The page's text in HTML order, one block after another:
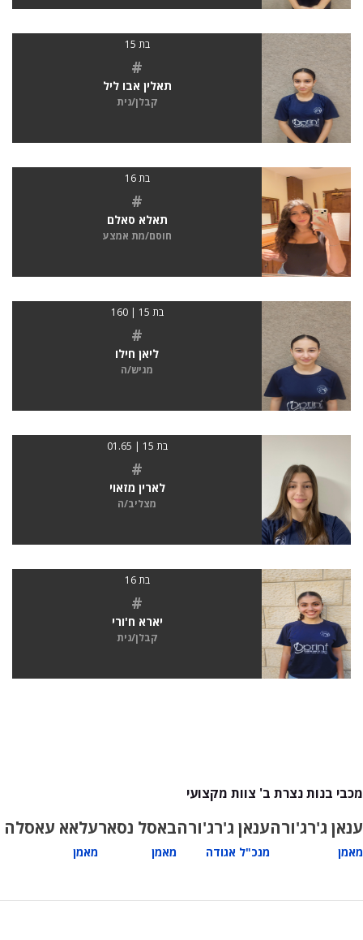
בת 15
#
תאלין אבו ליל
קבלן/נית
בת 16
#
תאלא סאלם
חוסם/מת אמצע
בת 15 | 160
#
ליאן חילו
מגיש/ה
בת 15 | 01.65
#
לארין מזאוי
מצליב/ה
בת 16
#
יארא ח'ורי
קבלן/נית
מכבי בנות נצרת ב' צוות מקצועי
ענאן ג'רג'ורה
מאמן
ענאן ג'רג'ורה
מנכ"ל אגודה
באסל נסאר
מאמן
עלאא עאסלה
מאמן